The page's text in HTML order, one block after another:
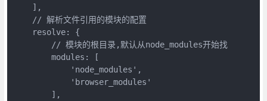
    ],
    // 解析文件引用的模块的配置
    resolve: {
        // 模块的根目录,默认从node_modules开始找
        modules: [
            'node_modules',
            'browser_modules'
        ],